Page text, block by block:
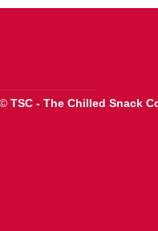
TSC - The Chilled Snack